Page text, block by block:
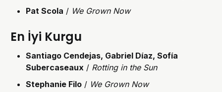
Pat Scola / We Grown Now
En İyi Kurgu
Santiago Cendejas, Gabriel Díaz, Sofía
Subercaseaux / Rotting in the Sun
Stephanie Filo / We Grown Now